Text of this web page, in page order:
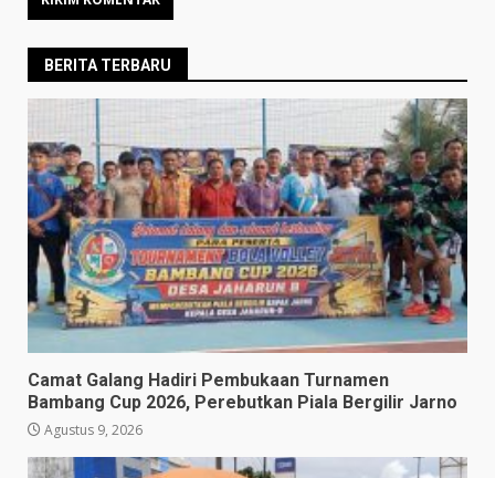
BERITA TERBARU
Camat Galang Hadiri Pembukaan Turnamen
Bambang Cup 2026, Perebutkan Piala Bergilir Jarno
Agustus 9, 2026